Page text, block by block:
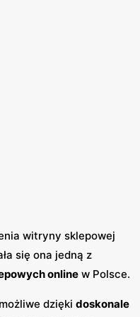
witryny sklepowej
się ona jedną z
online w Polsce.
dzięki doskonale